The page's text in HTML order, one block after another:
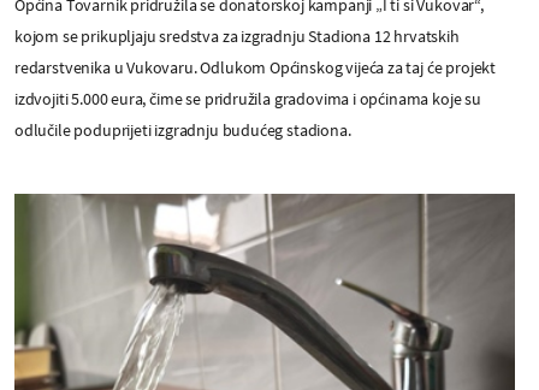
Općina Tovarnik pridružila se donatorskoj kampanji „I ti si Vukovar“,
kojom se prikupljaju sredstva za izgradnju Stadiona 12 hrvatskih
redarstvenika u Vukovaru. Odlukom Općinskog vijeća za taj će projekt
izdvojiti 5.000 eura, čime se pridružila gradovima i općinama koje su
odlučile poduprijeti izgradnju budućeg stadiona.